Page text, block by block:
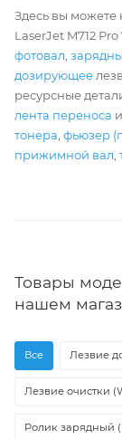
Здесь вы можете
LaserJet M712
фотовал
дозирующее
ресурсные
лента переноса и
тонера фьюзер
прижимной вал
Товары
нашем
Все Лезвие
Лезвие очистки
Ролик зарядный